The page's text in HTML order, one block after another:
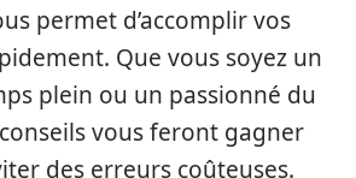
permet d’accomplir vos
Que vous soyez un
plein ou un passionné du
vous feront gagner
des erreurs coûteuses.